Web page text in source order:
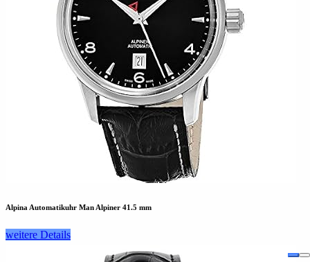
Alpina Automatikuhr Man Alpiner 41.5 mm
weitere Details